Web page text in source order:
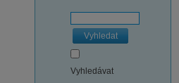
Vyhledat
Vyhledávat